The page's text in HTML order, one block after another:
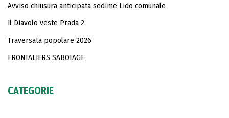
Avviso chiusura anticipata sedime Lido comunale
Il Diavolo veste Prada 2
Traversata popolare 2026
FRONTALIERS SABOTAGE
CATEGORIE